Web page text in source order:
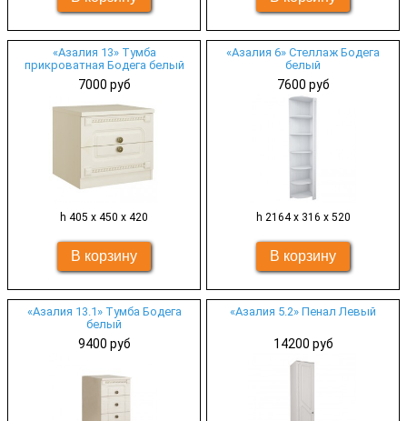
«Азалия 13» Тумба
прикроватная Бодега белый
7000 руб
h 405 х 450 х 420
«Азалия 6» Стеллаж Бодега
белый
7600 руб
h 2164 х 316 х 520
«Азалия 13.1» Тумба Бодега
белый
9400 руб
«Азалия 5.2» Пенал Левый
14200 руб